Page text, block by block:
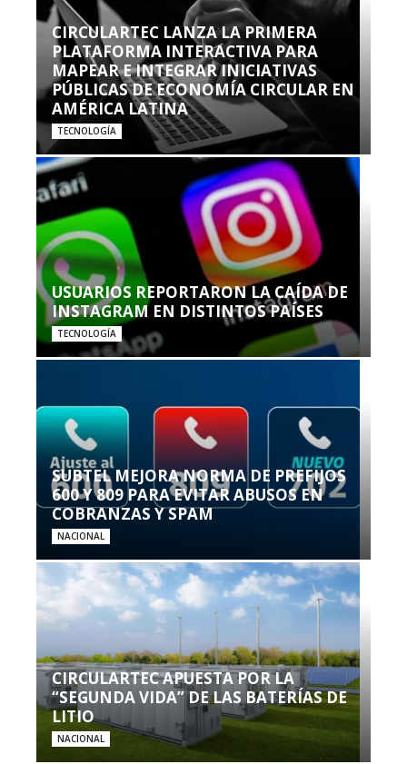
CIRCULARTEC LANZA LA PRIMERA
PLATAFORMA INTERACTIVA PARA
MAPEAR E INTEGRAR INICIATIVAS
PÚBLICAS DE ECONOMÍA CIRCULAR EN
AMÉRICA LATINA
TECNOLOGÍA
USUARIOS REPORTARON LA CAÍDA DE
INSTAGRAM EN DISTINTOS PAÍSES
TECNOLOGÍA
SUBTEL MEJORA NORMA DE PREFIJOS
600 Y 809 PARA EVITAR ABUSOS EN
COBRANZAS Y SPAM
NACIONAL
CIRCULARTEC APUESTA POR LA
“SEGUNDA VIDA” DE LAS BATERÍAS DE
LITIO
NACIONAL